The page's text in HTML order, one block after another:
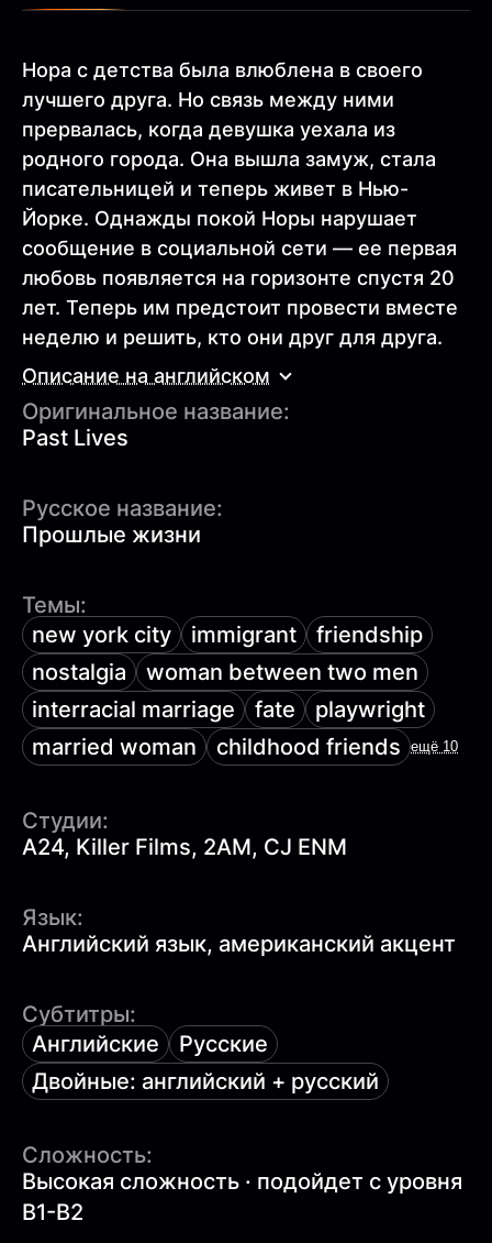
Нора c детства была влюблена в своего
лучшего друга. Но связь между ними
прервалась, когда девушка уехала из
родного города. Она вышла замуж, стала
писательницей и теперь живет в Нью-
Йорке. Однажды покой Норы нарушает
сообщение в социальной сети — ее первая
любовь появляется на горизонте спустя 20
лет. Теперь им предстоит провести вместе
неделю и решить, кто они друг для друга.
Описание на английском
Оригинальное название:
Past Lives
Русское название:
Прошлые жизни
Темы:
new york city
immigrant
friendship
nostalgia
woman between two men
interracial marriage
fate
playwright
married woman
childhood friends ещё 10
Студии:
A24, Killer Films, 2AM, CJ ENM
Язык:
Английский язык, американский акцент
Субтитры:
Английские
Русские
Двойные: английский + русский
Сложность:
Высокая сложность · подойдет с уровня
B1-B2